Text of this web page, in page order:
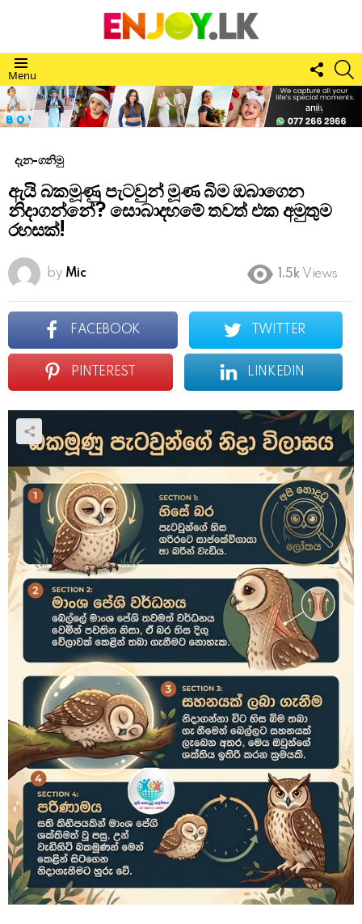
Menu
US
දැන-ගනිමු
ඇයි බකමූණු පැටවුන් මූණ බිම ඔබාගෙන
නිදාගන්නේ? සොබාදහමේ තවත් එක අමුතුම
රහසක්!
by Mic 1.5k Views
FACEBOOK TWITTER
PINTEREST LINKEDIN